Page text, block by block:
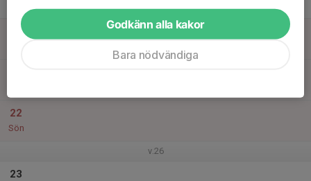
20
22
Sön
v.26
23
Godkänn alla kakor
Bara nödvändiga